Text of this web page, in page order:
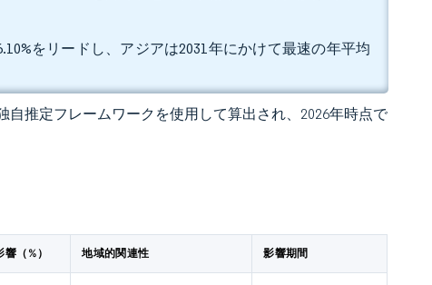
をリードし、アジアは2031年にかけて最速の年平均
推定フレームワークを使用して算出され、2026年時点で
（%） 地域的関連性 影響期間